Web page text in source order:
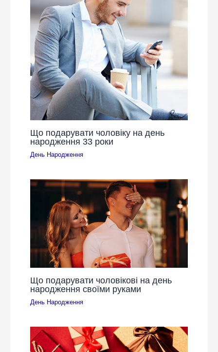
Що подарувати чоловіку на день
народження 33 роки
День Народження
Що подарувати чоловікові на день
народження своїми руками
День Народження